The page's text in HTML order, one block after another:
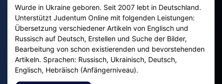
Wurde in Ukraine geboren. Seit 2007 lebt in Deutschland.
Unterstützt Judentum Online mit folgenden Leistungen:
Übersetzung verschiedener Artikeln von Englisch und
Russisch auf Deutsch, Erstellen und Suche der Bilder,
Bearbeitung von schon existierenden und bevorstehenden
Artikeln. Sprachen: Russisch, Ukrainisch, Deutsch,
Englisch, Hebräisch (Anfängerniveau).